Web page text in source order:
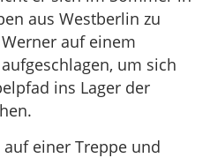
aus Westberlin zu
auf einem
um sich
ins Lager der
einer Treppe und